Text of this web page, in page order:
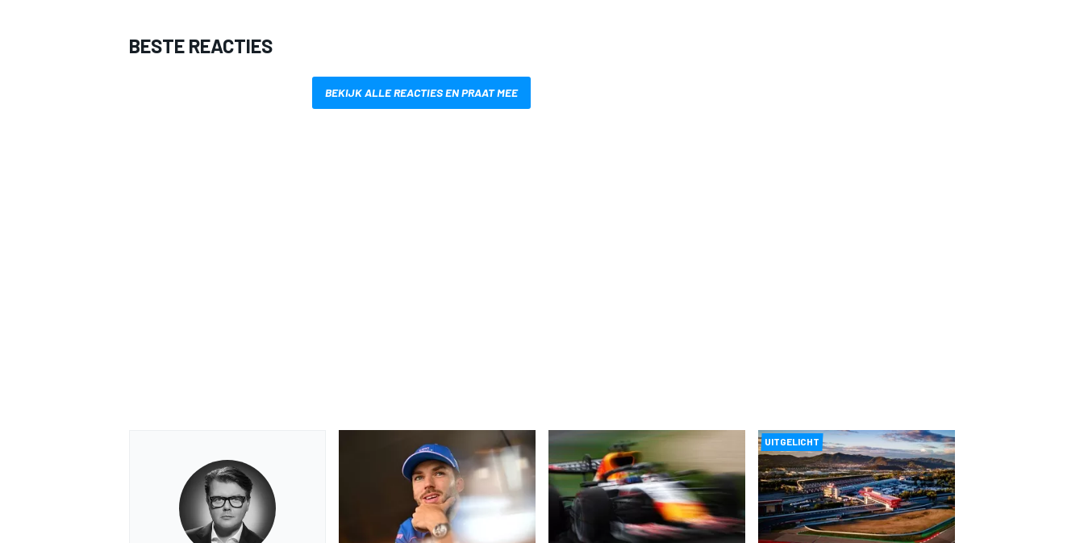
BESTE REACTIES
BEKIJK ALLE REACTIES EN PRAAT MEE
UITGELICHT